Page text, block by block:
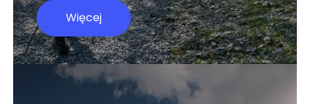
Więcej